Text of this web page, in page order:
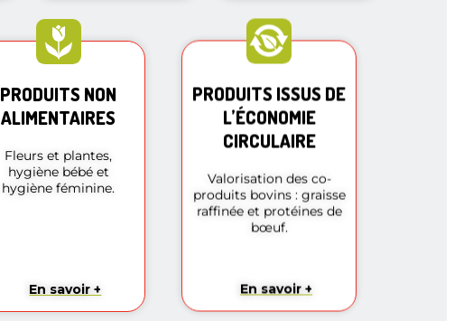
PRODUITS NON
ALIMENTAIRES
Fleurs et plantes,
hygiène bébé et
hygiène féminine.
En savoir +
PRODUITS ISSUS DE
L’ÉCONOMIE
CIRCULAIRE
Valorisation des co-
produits bovins : graisse
raffinée et protéines de
bœuf.
En savoir +